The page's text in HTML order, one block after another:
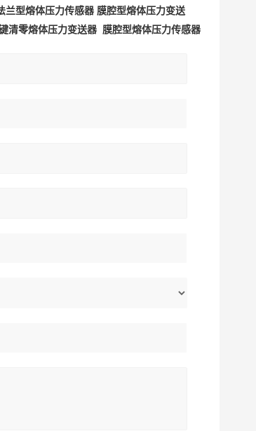
兰型熔体压力传感器 膜腔型熔体压力变送
清零熔体压力变送器 膜腔型熔体压力传感器